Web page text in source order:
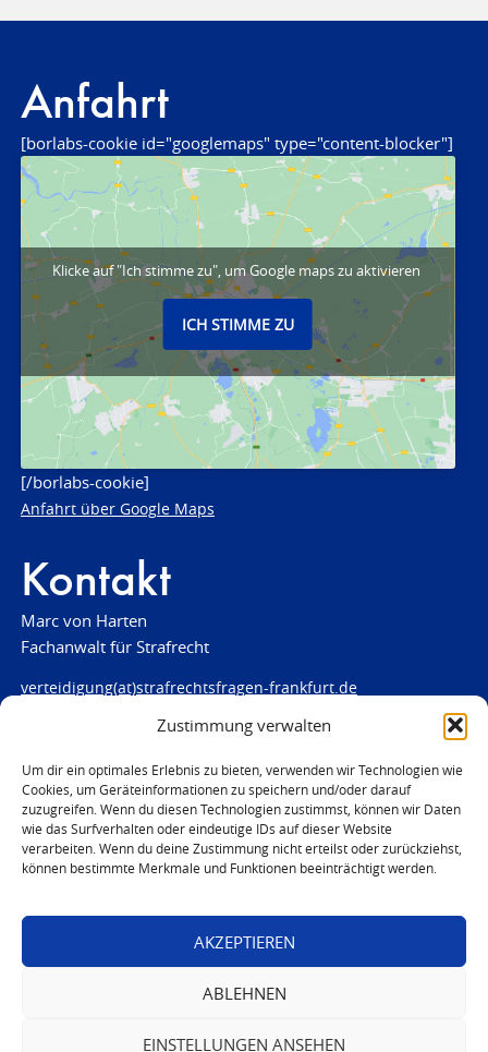
Zustimmung verwalten
Um dir ein optimales Erlebnis zu bieten, verwenden wir Technologien wie
Cookies, um Geräteinformationen zu speichern und/oder darauf
zuzugreifen. Wenn du diesen Technologien zustimmst, können wir Daten
wie das Surfverhalten oder eindeutige IDs auf dieser Website
verarbeiten. Wenn du deine Zustimmung nicht erteilst oder zurückziehst,
können bestimmte Merkmale und Funktionen beeinträchtigt werden.
AKZEPTIEREN
ABLEHNEN
EINSTELLUNGEN ANSEHEN
Anfahrt
[borlabs-cookie id="googlemaps" type="content-blocker"]
Klicke auf "Ich stimme zu", um Google maps zu aktivieren
ICH STIMME ZU
[/borlabs-cookie]
Anfahrt über Google Maps
Kontakt
Marc von Harten
Fachanwalt für Strafrecht
verteidigung(at)strafrechtsfragen-frankfurt.de
www.strafrechtsfragen-frankfurt.de
Louisenstraße 84
61348 Bad Homburg
Telefon:06172 - 66 28 00
Telefax: 06172 - 66 28 01
0171 - 691 67 67